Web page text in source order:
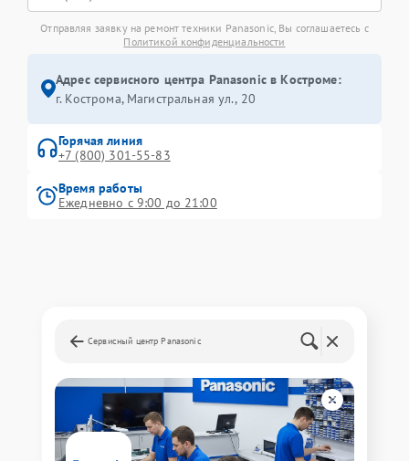
Отправляя заявку на ремонт техники Panasonic, Вы соглашаетесь с
Политикой конфиденциальности
Адрес сервисного центра Panasonic в Костроме:
г. Кострома, Магистральная ул., 20
Горячая линия
+7 (800) 301-55-83
Время работы
Ежедневно с 9:00 до 21:00
Сервисный центр Panasonic